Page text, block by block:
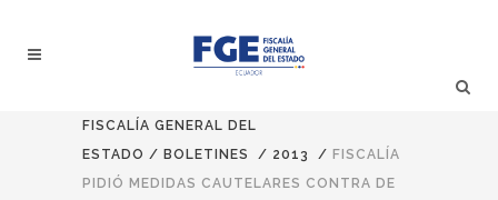
FISCALÍA GENERAL DEL
ESTADO / BOLETINES / 2013 / FISCALÍA
PIDIÓ MEDIDAS CAUTELARES CONTRA DE